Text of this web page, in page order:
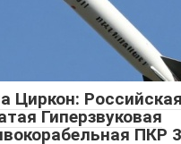
Циркон: Российская
Гиперзвуковая
ПКР